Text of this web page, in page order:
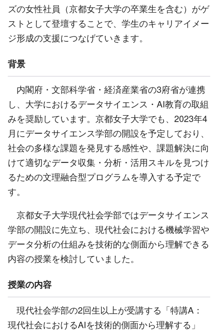
ズの女性社員（京都女子大学の卒業生を含む）がゲ
ストとして登壇することで、学生のキャリアイメー
ジ形成の支援につなげていきます。
背景
内閣府・文部科学省・経済産業省の3府省が連携
し、大学におけるデータサイエンス・AI教育の取組
みを奨励しています。京都女子大学でも、2023年4
月にデータサイエンス学部の開設を予定しており、
社会の多様な課題を発見する感性や、課題解決に向
けて適切なデータ収集・分析・活用スキルを見つけ
るための文理融合型プログラムを導入する予定で
す。
京都女子大学現代社会学部ではデータサイエンス
学部の開設に先立ち、現代社会における機械学習や
データ分析の仕組みを技術的な側面から理解できる
内容の授業を検討していました。
授業の内容
現代社会学部の2回生以上が受講する「特講A：
現代社会におけるAIを技術的側面から理解する」